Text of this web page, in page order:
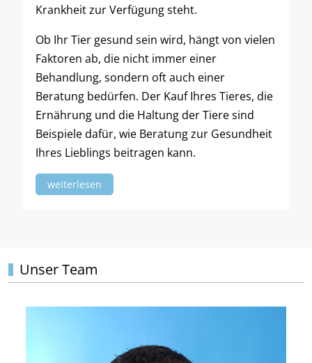
Krankheit zur Verfügung steht.
Ob Ihr Tier gesund sein wird, hängt von vielen
Faktoren ab, die nicht immer einer
Behandlung, sondern oft auch einer
Beratung bedürfen. Der Kauf Ihres Tieres, die
Ernährung und die Haltung der Tiere sind
Beispiele dafür, wie Beratung zur Gesundheit
Ihres Lieblings beitragen kann.
weiterlesen
Unser Team